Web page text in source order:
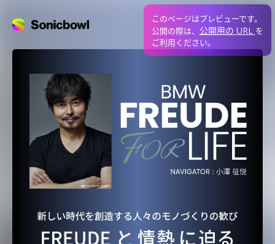
このページはプレビューです。
公開の際は、 公開用の URL を
ご利用ください。